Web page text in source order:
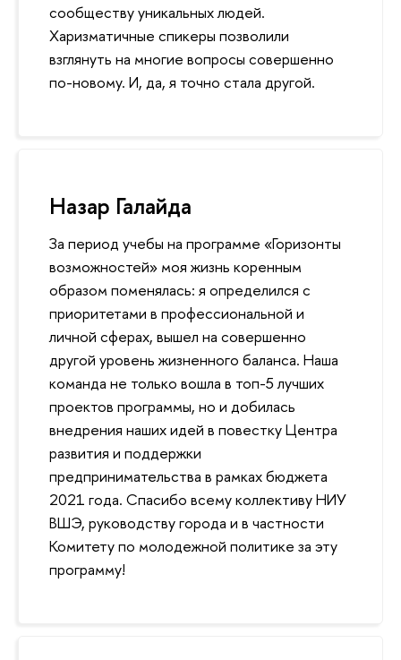
сообществу уникальных людей.
Харизматичные спикеры позволили
взглянуть на многие вопросы совершенно
по-новому. И, да, я точно стала другой.
Назар Галайда
За период учебы на программе «Горизонты
возможностей» моя жизнь коренным
образом поменялась: я определился с
приоритетами в профессиональной и
личной сферах, вышел на совершенно
другой уровень жизненного баланса. Наша
команда не только вошла в топ-5 лучших
проектов программы, но и добилась
внедрения наших идей в повестку Центра
развития и поддержки
предпринимательства в рамках бюджета
2021 года. Спасибо всему коллективу НИУ
ВШЭ, руководству города и в частности
Комитету по молодежной политике за эту
программу!